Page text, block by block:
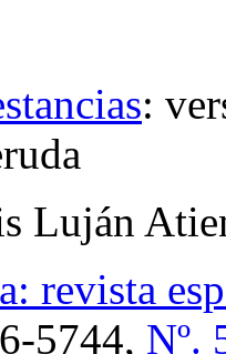
:
Luján
revista
5744, Nº.